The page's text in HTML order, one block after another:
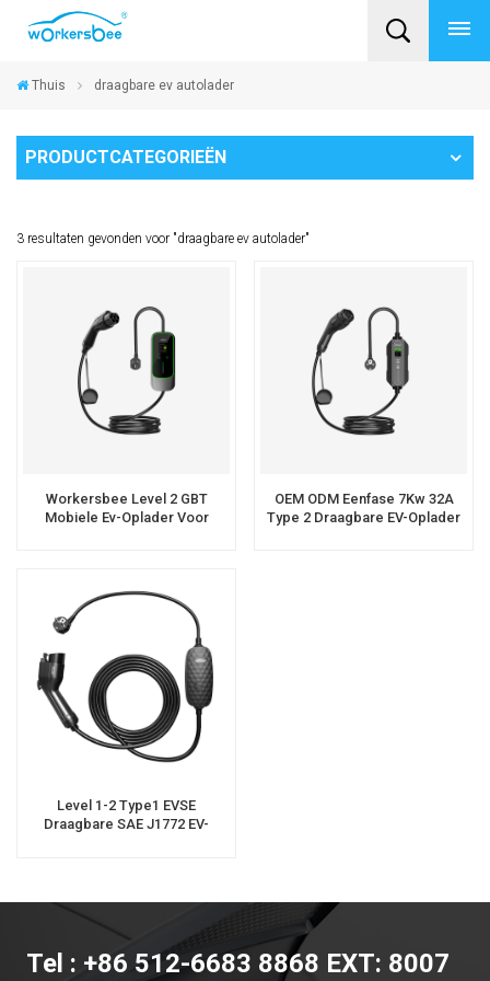
Thuis draagbare ev autolader
PRODUCTCATEGORIEËN
3 resultaten gevonden voor "draagbare ev autolader"
Workersbee Level 2 GBT
Mobiele Ev-Oplader Voor
OEM ODM Eenfase 7Kw 32A
Type 2 Draagbare EV-Oplader
Level 1-2 Type1 EVSE
Draagbare SAE J1772 EV-
Tel : +86 512-6683 8868 EXT: 8007